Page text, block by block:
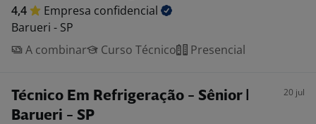
4,4 Empresa confidencial
Barueri - SP
A combinar
Curso Técnico Presencial
Técnico Em Refrigeração - Sênior |
Barueri - SP
20 jul